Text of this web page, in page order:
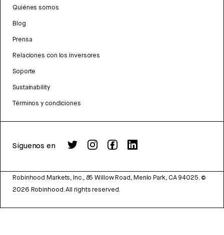
Quiénes somos
Blog
Prensa
Relaciones con los inversores
Soporte
Sustainability
Términos y condiciones
Síguenos en
Robinhood Markets, Inc., 85 Willow Road, Menlo Park, CA 94025. ©
2026 Robinhood. All rights reserved.